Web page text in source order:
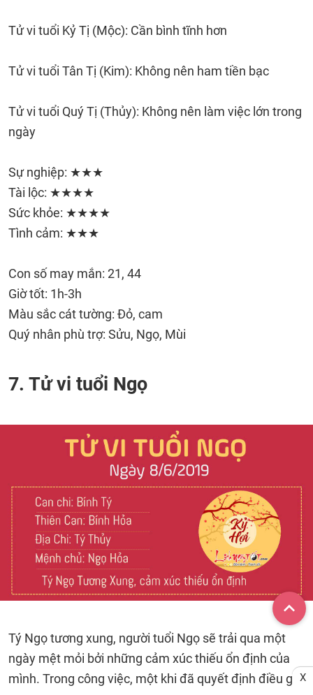
Tử vi tuổi Kỷ Tị (Mộc): Cần bình tĩnh hơn
Tử vi tuổi Tân Tị (Kim): Không nên ham tiền bạc
Tử vi tuổi Quý Tị (Thủy): Không nên làm việc lớn trong
ngày
Sự nghiệp: ★★★
Tài lộc: ★★★★
Sức khỏe: ★★★★
Tình cảm: ★★★
Con số may mắn: 21, 44
Giờ tốt: 1h-3h
Màu sắc cát tường: Đỏ, cam
Quý nhân phù trợ: Sửu, Ngọ, Mùi
7. Tử vi tuổi Ngọ
Tý Ngọ tương xung, người tuổi Ngọ sẽ trải qua một
ngày mệt mỏi bởi những cảm xúc thiếu ổn định của
mình. Trong công việc, một khi đã quyết định điều gì
X